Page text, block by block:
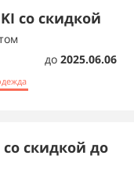
со скидкой
до 2025.06.06
скидкой до